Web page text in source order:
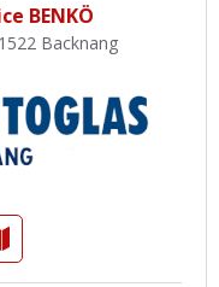
BENKÖ
Backnang